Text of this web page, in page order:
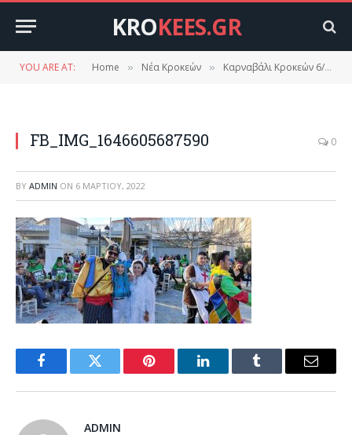
KROKEES.GR
YOU ARE AT: Home » Νέα Κροκεών » Καρναβάλι Κροκεών 6/3/2022
FB_IMG_1646605687590 0
BY ADMIN ON 6 ΜΑΡΤΊΟΥ, 2022
FacebookTwitter Pinterest LinkedInTumblr Email
ADMIN